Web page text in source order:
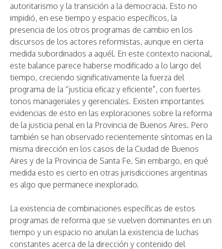
autoritarismo y la transición a la democracia. Esto no
impidió, en ese tiempo y espacio específicos, la
presencia de los otros programas de cambio en los
discursos de los actores reformistas, aunque en cierta
medida subordinados a aquél. En este contexto nacional,
este balance parece haberse modificado a lo largo del
tiempo, creciendo significativamente la fuerza del
programa de la “justicia eficaz y eficiente”, con fuertes
tonos manageriales y gerenciales. Existen importantes
evidencias de esto en las exploraciones sobre la reforma
de la justicia penal en la Provincia de Buenos Aires. Pero
también se han observado recientemente síntomas en la
misma dirección en los casos de la Ciudad de Buenos
Aires y de la Provincia de Santa Fe. Sin embargo, en qué
medida esto es cierto en otras jurisdicciones argentinas
es algo que permanece inexplorado.
La existencia de combinaciones específicas de estos
programas de reforma que se vuelven dominantes en un
tiempo y un espacio no anulan la existencia de luchas
constantes acerca de la dirección y contenido del